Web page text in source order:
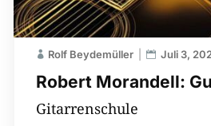
Robert Morandell:
Rolf Beydemüller Juli 3,
Gitarrenschule